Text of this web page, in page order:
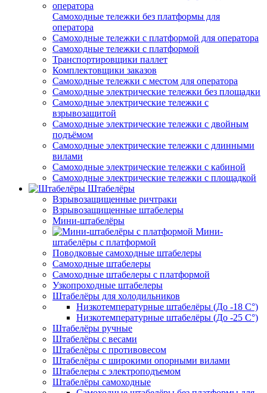
Самоходные тележки без платформы для
оператора
Самоходные тележки с платформой для оператора
Самоходные тележки с платформой
Транспортировщики паллет
Комплектовщики заказов
Самоходные тележки с местом для оператора
Самоходные электрические тележки без площадки
Самоходные электрические тележки с
взрывозащитой
Самоходные электрические тележки с двойным
подъёмом
Самоходные электрические тележки с длинными
вилами
Самоходные электрические тележки с кабиной
Самоходные электрические тележки с площадкой
Штабелёры
Взрывозащищенные ричтраки
Взрывозащищенные штабелеры
Мини-штабелёры
Мини-
штабелёры с платформой
Поводковые самоходные штабелеры
Самоходные штабелеры
Самоходные штабелеры с платформой
Узкопроходные штабелеры
Штабелёры для холодильников
Низкотемпературные штабелёры (До -18 C°)
Низкотемпературные штабелёры (До -25 C°)
Штабелёры ручные
Штабелёры с весами
Штабелёры с противовесом
Штабелёры с широкими опорными вилами
Штабелеры с электроподъемом
Штабелёры самоходные